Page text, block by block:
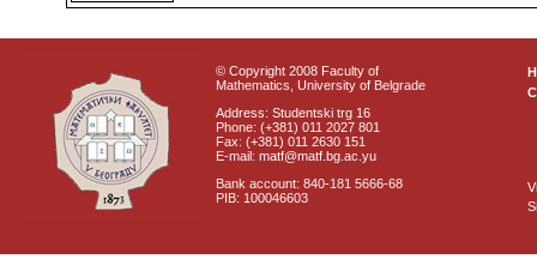
© Copyright 2008 Faculty of
Mathematics, University of Belgrade
Address: Studentski trg 16
Phone: (+381) 011 2027 801
Fax: (+381) 011 2630 151
E-mail: matf@matf.bg.ac.yu
Bank account: 840-181 5666-68
PIB: 100046603